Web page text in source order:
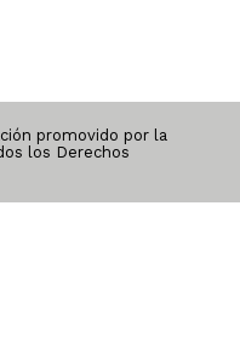
promovido por la
los Derechos